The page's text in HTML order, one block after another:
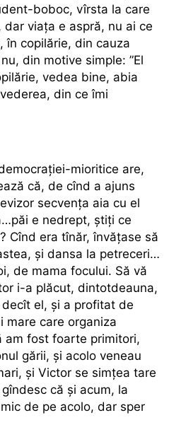
boboc, vîrsta la care
viața e aspră, nu ai ce
în copilărie, din cauza
din motive simple: ”El
vedea bine, abia
din ce îmi
mioritice are,
că, de cînd a ajuns
secvența aia cu el
e nedrept, știți ce
Cînd era tînăr, învățase să
și dansa la petreceri…
de mama focului. Să vă
i-a plăcut, dintotdeauna,
el, și a profitat de
mare care organiza
am fost foarte primitori,
gării, și acolo veneau
și Victor se simțea tare
că și acum, la
de pe acolo, dar sper